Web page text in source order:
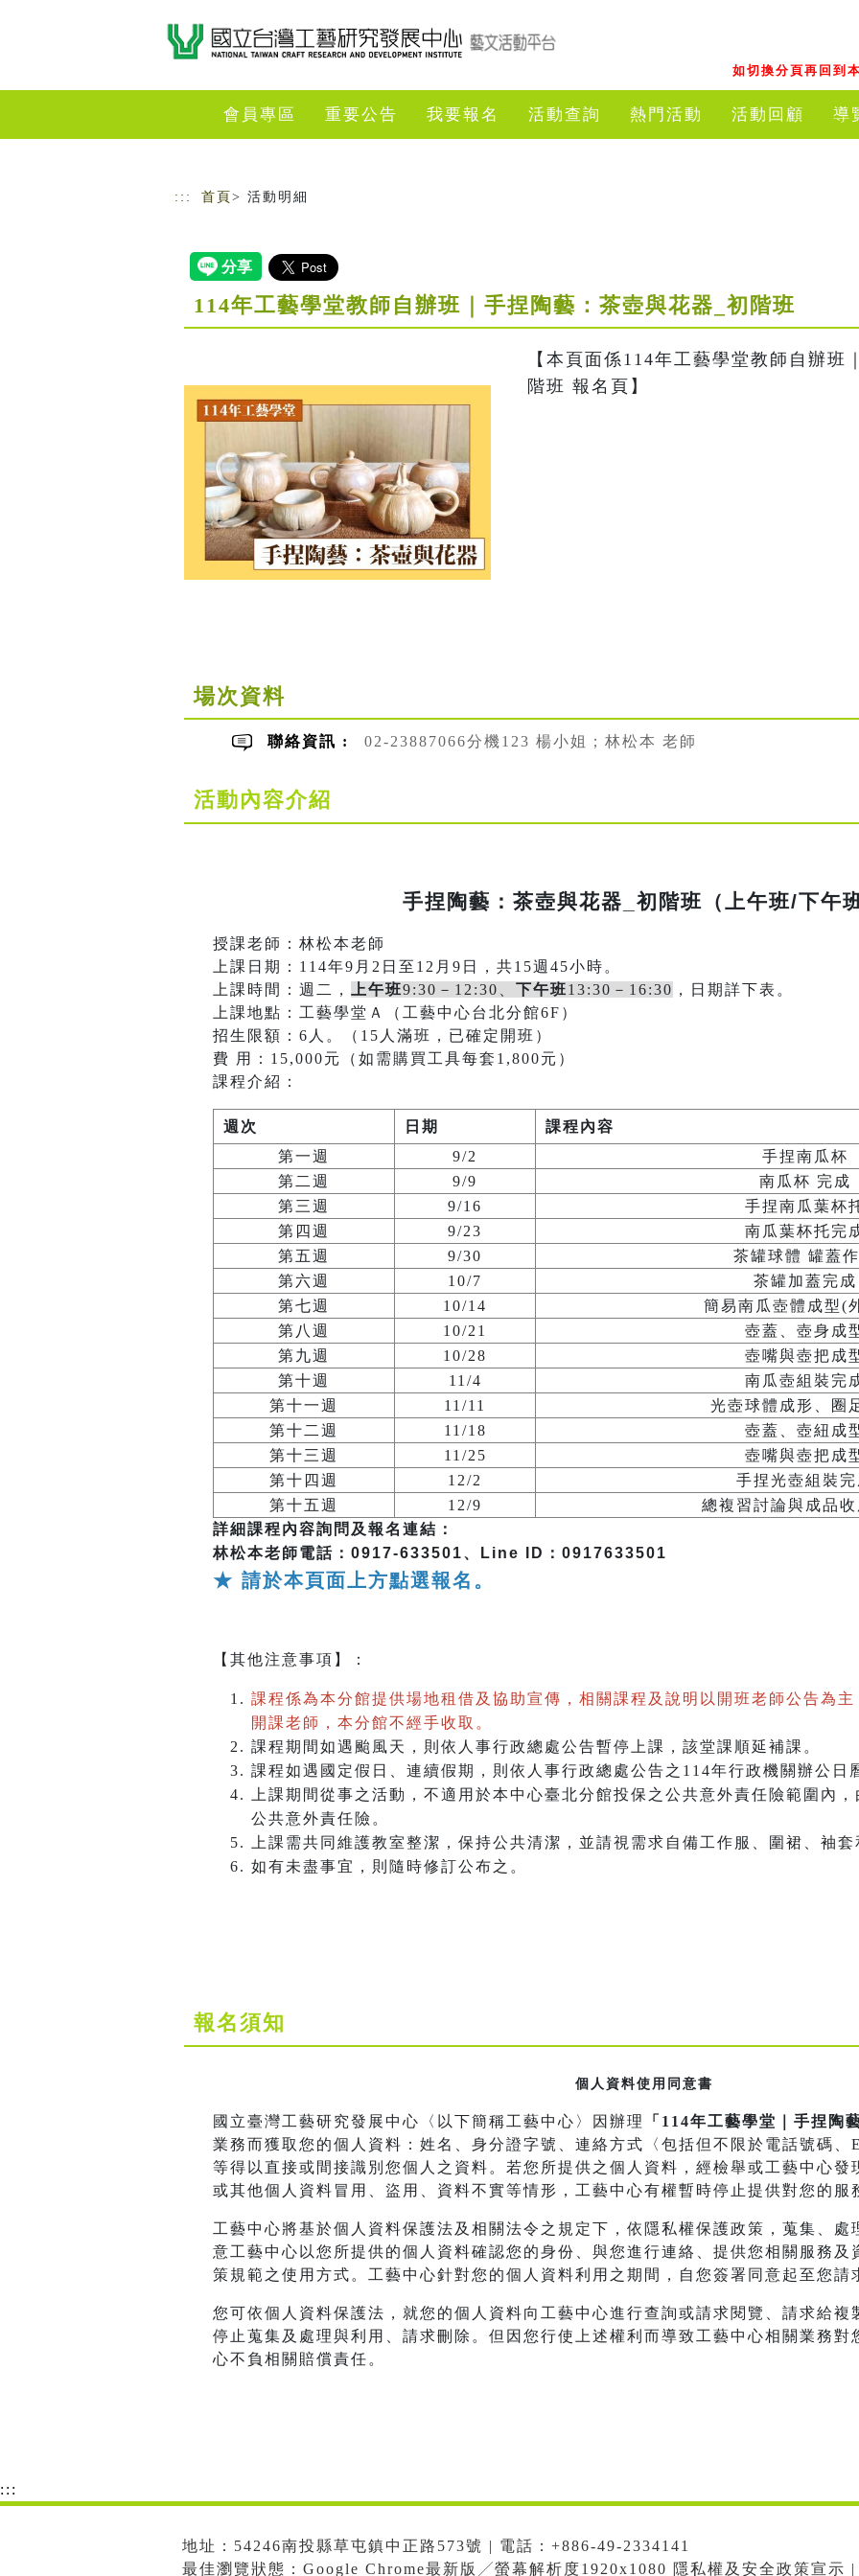
如切換分頁再回到
會員專區 重要公告 我要報名 活動查詢 熱門活動 活動回顧 導
::: 首頁 > 活動明細
114年工藝學堂教師自辦班｜手捏陶藝：茶壺與花器_初階班
【本頁面係114年工藝學堂教師自辦班
階班 報名頁】
場次資料
聯絡資訊 : 02-23887066分機123 楊小姐；林松本 老師
活動內容介紹
手捏陶藝：茶壺與花器_初階班（上午班/下午班
授課老師：林松本老師
上課日期：114年9月2日至12月9日，共15週45小時。
上課時間：週二，
上午班9:30－12:30、 下午班13:30－16:30 ，日期詳下表。
上課地點：工藝學堂Ａ（工藝中心台北分館6F）
招生限額：6人。（15人滿班，已確定開班）
費 用：15,000元（如需購買工具每套1,800元）
課程介紹：
週次 日期
課程內容
第一週
9/2
手捏南瓜杯
第二週
9/9
南瓜杯 完成
第三週
9/16
手捏南瓜葉杯
第四週
9/23
南瓜葉杯托完
第五週
9/30
茶罐球體 罐蓋
第六週
10/7
茶罐加蓋完成
第七週
10/14
簡易南瓜壺體成型(
第八週
10/21
壺蓋、壺身成
第九週
10/28
壺嘴與壺把成
第十週
11/4
南瓜壺組裝完
第十一週
11/11
光壺球體成形、圈
第十二週
11/18
壺蓋、壺紐成
第十三週
11/25
壺嘴與壺把成
第十四週
12/2
手捏光壺組裝完
第十五週
12/9
總複習討論與成品
詳細課程內容詢問及報名連結：
林松本老師電話：0917-633501、Line ID：0917633501
★ 請於本頁面上方點選報名。
【其他注意事項】：
課程係為本分館提供場地租借及協助宣傳，相關課程及說明以開班老師公告為
開課老師，本分館不經手收取。
課程期間如遇颱風天，則依人事行政總處公告暫停上課，該堂課順延補課。
課程如遇國定假日、連續假期，則依人事行政總處公告之114年行政機關辦公日
上課期間從事之活動，不適用於本中心臺北分館投保之公共意外責任險範圍內
公共意外責任險。
上課需共同維護教室整潔，保持公共清潔，並請視需求自備工作服、圍裙、袖套
如有未盡事宜，則隨時修訂公布之。
報名須知
個人資料使用同意書
國立臺灣工藝研究發展中心〈以下簡稱工藝中心〉因辦理
「114年工藝學堂｜手捏陶
業務而獲取您的個人資料：姓名、身分證字號、連絡方式〈包括但不限於電話號碼、
等得以直接或間接識別您個人之資料。若您所提供之個人資料，經檢舉或工藝中心發
或其他個人資料冒用、盜用、資料不實等情形，工藝中心有權暫時停止提供對您的服
工藝中心將基於個人資料保護法及相關法令之規定下，依隱私權保護政策，蒐集、處
意工藝中心以您所提供的個人資料確認您的身份、與您進行連絡、提供您相關服務及
策規範之使用方式。工藝中心針對您的個人資料利用之期間，自您簽署同意起至您請
您可依個人資料保護法，就您的個人資料向工藝中心進行查詢或請求閱覽、請求給複
停止蒐集及處理與利用、請求刪除。但因您行使上述權利而導致工藝中心相關業務對
心不負相關賠償責任。
:::
地址：54246南投縣草屯鎮中正路573號 | 電話：+886-49-2334141
最佳瀏覽狀態：Google Chrome最新版╱螢幕解析度1920x1080 隱私權及安全政策宣示 |